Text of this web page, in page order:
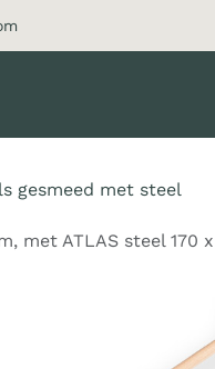
gesmeed met steel
met ATLAS steel 170